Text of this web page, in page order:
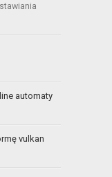
automaty
vulkan